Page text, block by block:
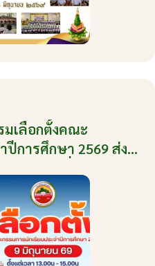
มเลือกตั้งคณะ
ปีการศึกษา 2569 ส่ง
เรียน วันที่ 9 มิถุนายน